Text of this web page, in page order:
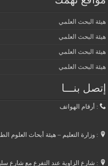
هيئة البحث العلمي
هيئة البحث العلمي
هيئة البحث العلمي
هيئة البحث العلمي
إتصل بنـــا
: أرقام الهواتف
: وزارة التعليم – هيئة أبحاث العلوم
: شارع الزاوية عند التفرع مع شارع